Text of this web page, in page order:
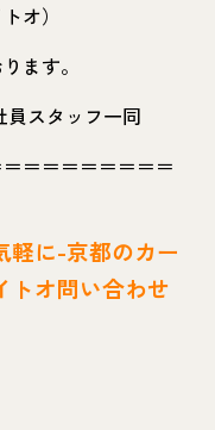
オ）
ます。
スタッフ一同
＝＝＝＝＝＝＝＝
軽に-京都のカー
トオ問い合わせ